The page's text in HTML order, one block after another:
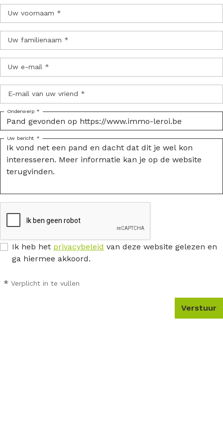
Uw voornaam *
Uw familienaam *
Uw e-mail *
E-mail van uw vriend *
Onderwerp *
Uw bericht *
Ik heb het privacybeleid van deze website gelezen en
ga hiermee akkoord.
* Verplicht in te vullen
Verstuur